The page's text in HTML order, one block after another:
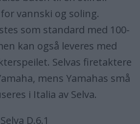
vannski og soling.
som standard med 100-
kan også leveres med
Selvas firetaktere
mens Yamahas små
i Italia av Selva.
D.6.1